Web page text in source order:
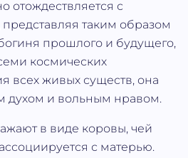
отождествляется с
таким образом
прошлого и будущего,
космических
всех живых существ, она
духом и вольным нравом.
в виде коровы, чей
с матерью.